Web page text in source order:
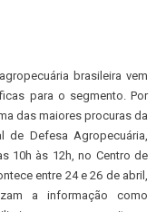
brasileira vem
para o segmento. Por
das maiores procuras da
de Defesa Agropecuária,
10h às 12h, no Centro de
entre 24 e 26 de abril,
a informação como